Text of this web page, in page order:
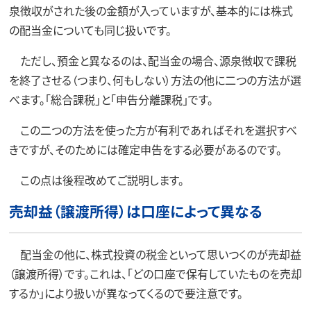
泉徴収がされた後の金額が入っていますが、基本的には株式
の配当金についても同じ扱いです。
ただし、預金と異なるのは、配当金の場合、源泉徴収で課税
を終了させる（つまり、何もしない）方法の他に二つの方法が選
べます。「総合課税」と「申告分離課税」です。
この二つの方法を使った方が有利であればそれを選択すべ
きですが、そのためには確定申告をする必要があるのです。
この点は後程改めてご説明します。
売却益（譲渡所得）は口座によって異なる
配当金の他に、株式投資の税金といって思いつくのが売却益
（譲渡所得）です。これは、「どの口座で保有していたものを売却
するか」により扱いが異なってくるので要注意です。